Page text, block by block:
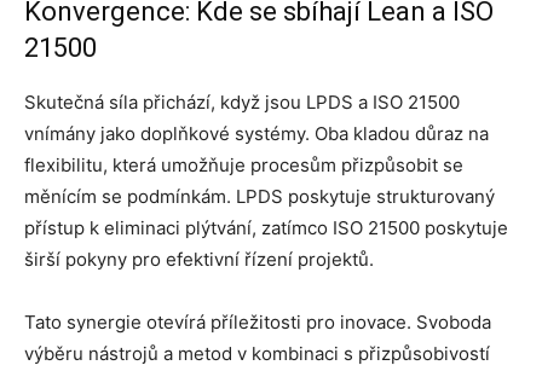
Konvergence: Kde se sbíhají Lean a ISO
21500
Skutečná síla přichází, když jsou LPDS a ISO 21500
vnímány jako doplňkové systémy. Oba kladou důraz na
flexibilitu, která umožňuje procesům přizpůsobit se
měnícím se podmínkám. LPDS poskytuje strukturovaný
přístup k eliminaci plýtvání, zatímco ISO 21500 poskytuje
širší pokyny pro efektivní řízení projektů.
Tato synergie otevírá příležitosti pro inovace. Svoboda
výběru nástrojů a metod v kombinaci s přizpůsobivostí